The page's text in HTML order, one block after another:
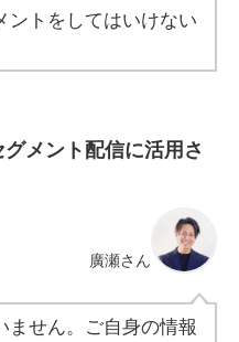
ントをしてはいけない
メント配信に活用さ
廣瀬さん
ません。ご自身の情報